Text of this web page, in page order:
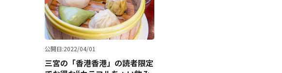
公開日:2022/04/01
三宮の「香港香港」の読者限定